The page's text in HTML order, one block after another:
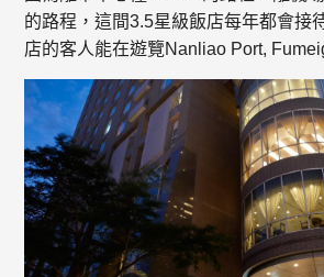
的路程，這間3.5星級飯店每年都會接
店的客人能在遊覽Nanliao Port,